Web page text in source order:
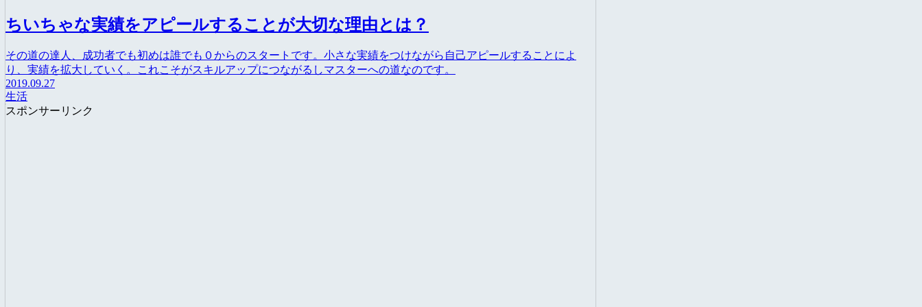
ちいちゃな実績をアピールすることが大切な理由とは？
その道の達人、成功者でも初めは誰でも０からのスタートです。小さな実績をつけながら自己アピールすることによ
り、実績を拡大していく。これこそがスキルアップにつながるしマスターへの道なのです。
2019.09.27
生活
スポンサーリンク